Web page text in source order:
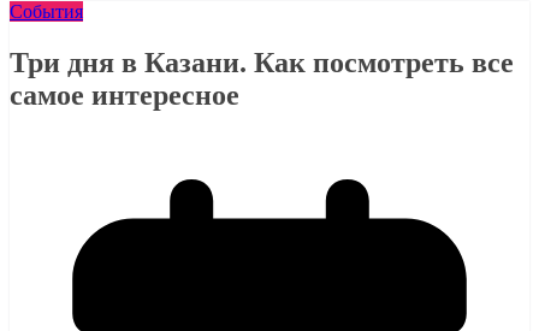
События
Три дня в Казани. Как посмотреть все
самое интересное